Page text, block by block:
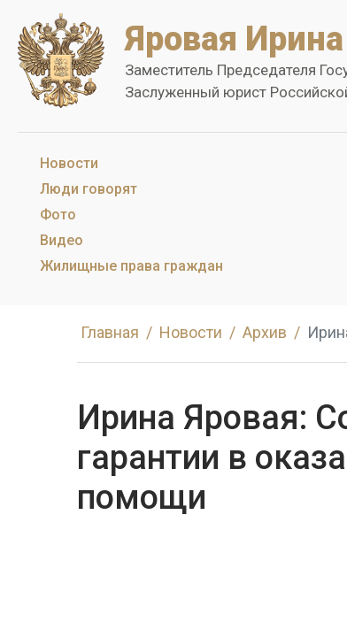
Яровая
Заместитель Председателя
Заслуженный юрист
Новости
Люди говорят
Фото
Видео
Жилищные права граждан
Главная Новости Архив
Ирина Яровая:
гарантии в
помощи